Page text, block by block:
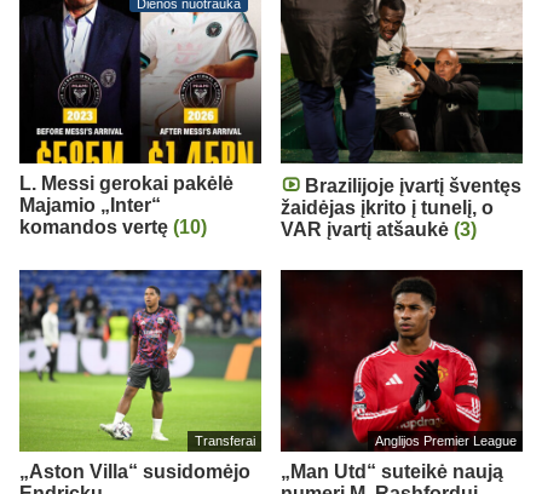
Dienos nuotrauka
L. Messi gerokai pakėlė
Majamio „Inter“
komandos vertę (10)
Brazilijoje įvartį šventęs
žaidėjas įkrito į tunelį, o
VAR įvartį atšaukė (3)
Transferai
„Aston Villa“ susidomėjo
Anglijos Premier League
„Man Utd“ suteikė naują